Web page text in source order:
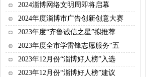
2024淄博网络文明周即将启幕
2024年度淄博市广告创新创意大赛
2023年度“齐鲁诚信之星”拟推荐
2023年度全市学雷锋志愿服务“五
2023年12月份“淄博好人榜”入选
2023年12月份“淄博好人榜”建议